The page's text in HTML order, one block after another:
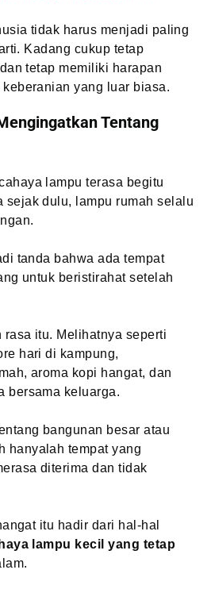
tidak harus menjadi paling
Kadang cukup tetap
tetap memiliki harapan
yang luar biasa.
Tentang
lampu terasa begitu
sejak dulu, lampu rumah selalu
tanda bahwa ada tempat
untuk beristirahat setelah
rasa itu. Melihatnya seperti
hari di kampung,
aroma kopi hangat, dan
bersama keluarga.
bangunan besar atau
hanyalah tempat yang
diterima dan tidak
itu hadir dari hal-hal
lampu kecil yang tetap